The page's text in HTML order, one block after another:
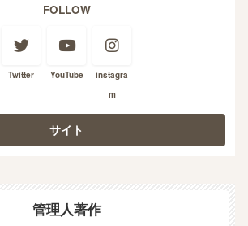
FOLLOW
Twitter YouTube
instagra
m
管理人著作